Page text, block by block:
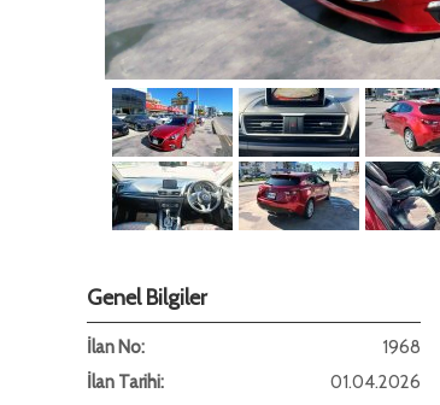
Genel Bilgiler
İlan No:
1968
İlan Tarihi:
01.04.2026